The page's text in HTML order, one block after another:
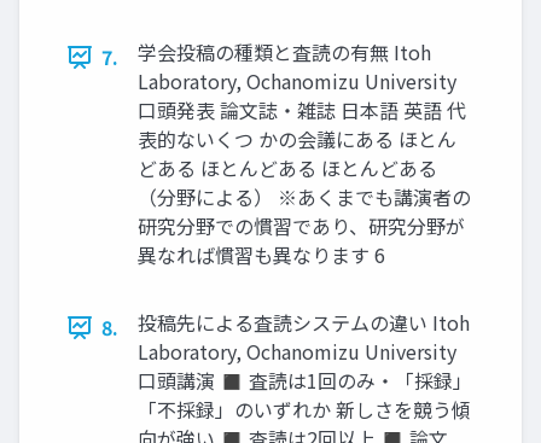
7.
学会投稿の種類と査読の有無 Itoh
Laboratory, Ochanomizu University
口頭発表 論文誌・雑誌 日本語 英語 代
表的ないくつ かの会議にある ほとん
どある ほとんどある ほとんどある
（分野による） ※あくまでも講演者の
研究分野での慣習であり、研究分野が
異なれば慣習も異なります 6
8.
投稿先による査読システムの違い Itoh
Laboratory, Ochanomizu University
口頭講演 ◼ 査読は1回のみ・「採録」
「不採録」のいずれか 新しさを競う傾